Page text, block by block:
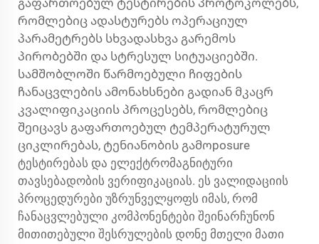
გაფართოებულ ტესტირების პროტოკოლებს,
რომლებიც ადასტურებს ოპერაციულ
პარამეტრებს სხვადასხვა გარემოს
პირობებში და სტრესულ სიტუაციებში.
სამშობლოში წარმოებული ჩიფების
ჩანაცვლების ამონახსნები გადიან მკაცრ
კვალიფიკაციის პროცესებს, რომლებიც
შეიცავს გაფართოებულ ტემპერატურულ
ციკლირებას, ტენიანობის გამოposure
ტესტირებას და ელექტრომაგნიტური
თავსებადობის ვერიფიკაციას. ეს ვალიდაციის
პროცედურები უზრუნველყოფს იმას, რომ
ჩანაცვლებული კომპონენტები შეინარჩუნონ
მითითებული შესრულების დონე მთელი მათი